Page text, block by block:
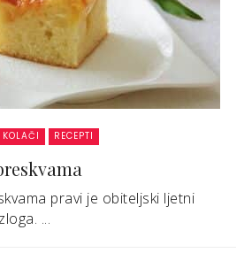
KOLAČI RECEPTI
pravi je obiteljski ljetni
...